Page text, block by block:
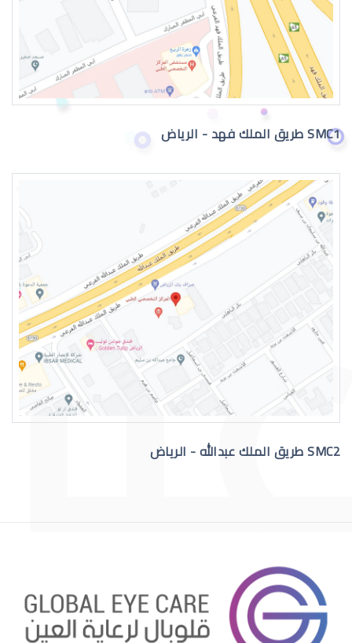
دكتور عيون
دكتور عيون واتس اب
رقم دكتور عيون للاستشاره
افضل دكتور عيون اطفال بالرياض
SMC1 طريق الملك فهد - الرياض
SMC2 طريق الملك عبدالله - الرياض